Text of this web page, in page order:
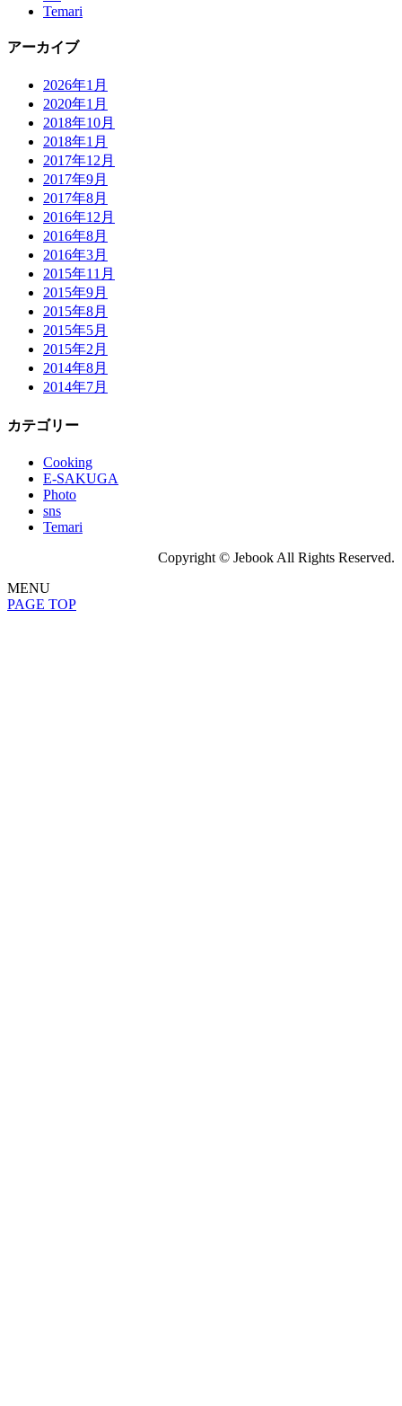
Temari
アーカイブ
2026年1月
2020年1月
2018年10月
2018年1月
2017年12月
2017年9月
2017年8月
2016年12月
2016年8月
2016年3月
2015年11月
2015年9月
2015年8月
2015年5月
2015年2月
2014年8月
2014年7月
カテゴリー
Cooking
E-SAKUGA
Photo
sns
Temari
Copyright © Jebook All Rights Reserved.
MENU
PAGE TOP